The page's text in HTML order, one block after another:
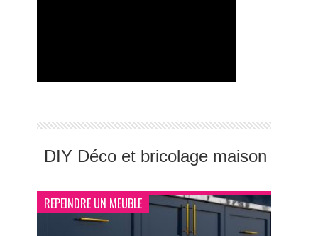
DIY Déco et bricolage maison
REPEINDRE UN MEUBLE